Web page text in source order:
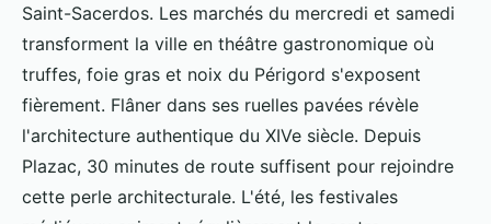
Saint-Sacerdos. Les marchés du mercredi et samedi
transforment la ville en théâtre gastronomique où
truffes, foie gras et noix du Périgord s'exposent
fièrement. Flâner dans ses ruelles pavées révèle
l'architecture authentique du XIVe siècle. Depuis
Plazac, 30 minutes de route suffisent pour rejoindre
cette perle architecturale. L'été, les festivales